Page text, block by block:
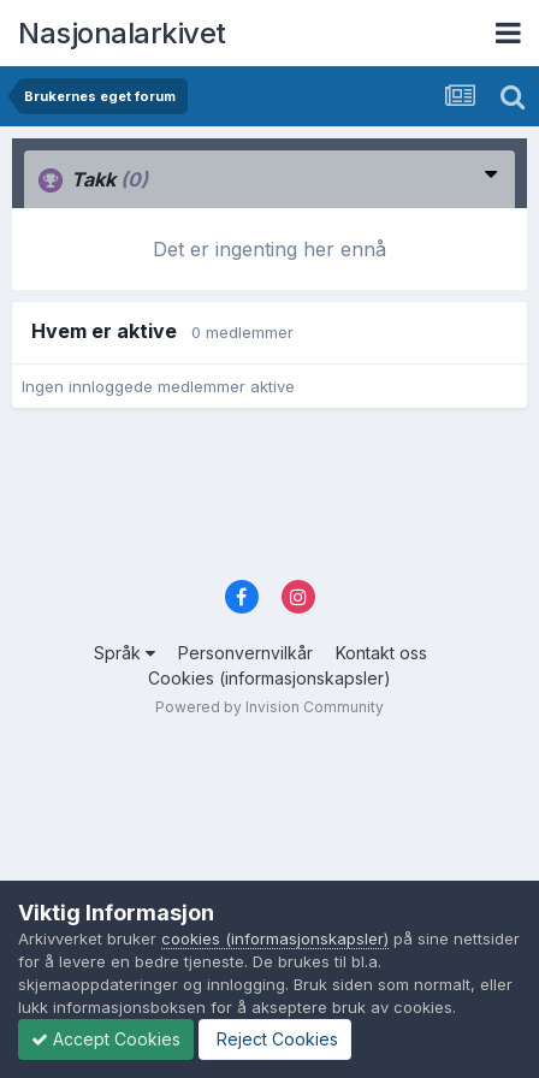
Nasjonalarkivet
Brukernes eget forum
Takk (0)
Det er ingenting her ennå
Hvem er aktive 0 medlemmer
Ingen innloggede medlemmer aktive
Språk Personvernvilkår
Kontakt oss
Cookies (informasjonskapsler)
Powered by Invision Community
Viktig Informasjon
Arkivverket bruker cookies (informasjonskapsler) på sine nettsider
for å levere en bedre tjeneste. De brukes til bl.a.
skjemaoppdateringer og innlogging. Bruk siden som normalt, eller
lukk informasjonsboksen for å akseptere bruk av cookies.
Accept Cookies Reject Cookies